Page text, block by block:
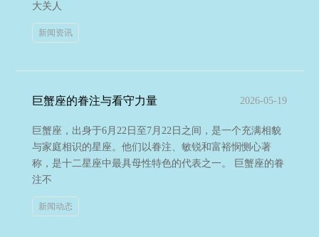
大关人
新闻资讯
巨蟹座的眷注与看守力量 2026-05-19
巨蟹座，出身于6月22日至7月22日之间，是一个充满相貌
与家庭相识的星座。他们以眷注、敏锐和富裕悯恻心著
称，是十二星座中最具母性特色的代表之一。 巨蟹座的眷
注不
新闻动态